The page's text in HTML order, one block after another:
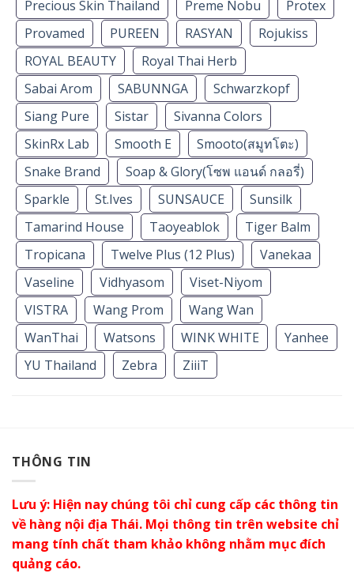
Precious Skin Thailand
Preme Nobu
Protex
Provamed
PUREEN RASYAN
Rojukiss
ROYAL BEAUTY
Royal Thai Herb
Sabai Arom
SABUNNGA
Schwarzkopf
Siang Pure
Sistar
Sivanna Colors
SkinRx Lab
Smooth E
Smooto(สมูทโตะ)
Snake Brand
Soap & Glory(โซพ แอนด์ กลอรี่)
Sparkle
St.Ives SUNSAUCE
Sunsilk
Tamarind House
Taoyeablok
Tiger Balm
Tropicana
Twelve Plus (12 Plus)
Vanekaa
Vaseline
Vidhyasom
Viset-Niyom
VISTRA
Wang Prom
Wang Wan
WanThai
Watsons WINK WHITE
Yanhee
YU Thailand
Zebra ZiiiT
THÔNG TIN
Lưu ý: Hiện nay chúng tôi chỉ cung cấp các thông tin
về hàng nội địa Thái. Mọi thông tin trên website chỉ
mang tính chất tham khảo không nhằm mục đích
quảng cáo.